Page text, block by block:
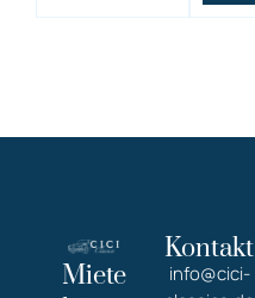
Miete
Kontakt
info@cici-